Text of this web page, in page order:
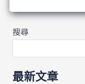
搜尋
最新文章